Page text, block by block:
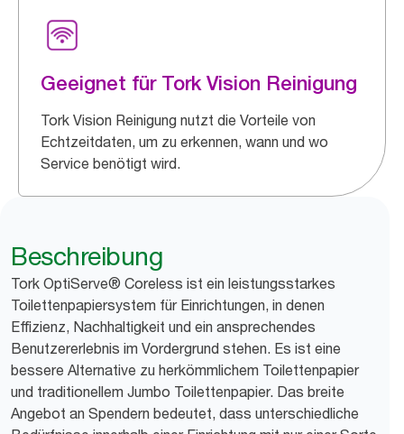
Geeignet für Tork Vision Reinigung
Tork Vision Reinigung nutzt die Vorteile von
Echtzeitdaten, um zu erkennen, wann und wo
Service benötigt wird.
Beschreibung
Tork OptiServe® Coreless ist ein leistungsstarkes
Toilettenpapiersystem für Einrichtungen, in denen
Effizienz, Nachhaltigkeit und ein ansprechendes
Benutzererlebnis im Vordergrund stehen. Es ist eine
bessere Alternative zu herkömmlichem Toilettenpapier
und traditionellem Jumbo Toilettenpapier. Das breite
Angebot an Spendern bedeutet, dass unterschiedliche